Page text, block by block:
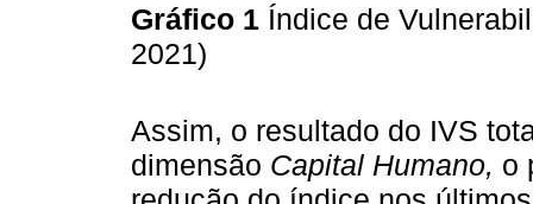
Gráfico 1 Índice de
2021)
Assim, o resultado do IVS
dimensão Capital Humano, o